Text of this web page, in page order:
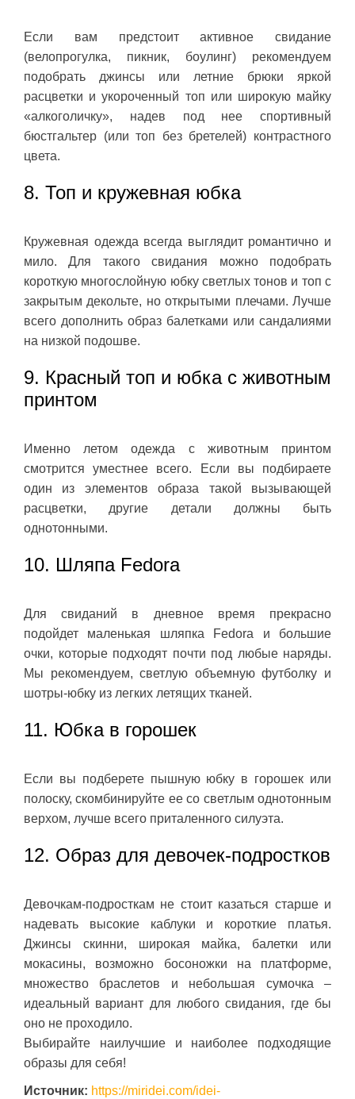
Если вам предстоит активное свидание
(велопрогулка, пикник, боулинг) рекомендуем
подобрать джинсы или летние брюки яркой
расцветки и укороченный топ или широкую майку
«алкоголичку», надев под нее спортивный
бюстгальтер (или топ без бретелей) контрастного
цвета.
8. Топ и кружевная юбка
Кружевная одежда всегда выглядит романтично и
мило. Для такого свидания можно подобрать
короткую многослойную юбку светлых тонов и топ с
закрытым декольте, но открытыми плечами. Лучше
всего дополнить образ балетками или сандалиями
на низкой подошве.
9. Красный топ и юбка с животным
принтом
Именно летом одежда с животным принтом
смотрится уместнее всего. Если вы подбираете
один из элементов образа такой вызывающей
расцветки, другие детали должны быть
однотонными.
10. Шляпа Fedora
Для свиданий в дневное время прекрасно
подойдет маленькая шляпка Fedora и большие
очки, которые подходят почти под любые наряды.
Мы рекомендуем, светлую объемную футболку и
шотры-юбку из легких летящих тканей.
11. Юбка в горошек
Если вы подберете пышную юбку в горошек или
полоску, скомбинируйте ее со светлым однотонным
верхом, лучше всего приталенного силуэта.
12. Образ для девочек-подростков
Девочкам-подросткам не стоит казаться старше и
надевать высокие каблуки и короткие платья.
Джинсы скинни, широкая майка, балетки или
мокасины, возможно босоножки на платформе,
множество браслетов и небольшая сумочка –
идеальный вариант для любого свидания, где бы
оно не проходило.
Выбирайте наилучшие и наиболее подходящие
образы для себя!
Источник: https://miridei.com/idei-